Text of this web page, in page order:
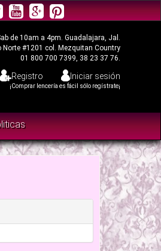
Michoacán, Campeche,
de 10am a 4pm. Guadalajara, Jal.
Norte #1201 col. Mezquitan Country
01 800 700 7399, 38 23 37 76.
Registro Iniciar sesión
¡Comprar lencería es fácil sólo regístrate¡